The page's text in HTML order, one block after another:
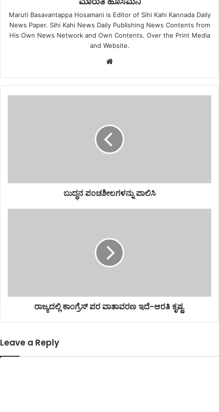
Maruti Basavantappa Hosamani is Editor of Sihi Kahi Kannada Daily
News Paper. Sihi Kahi News Daily Publishing News Contents from
His Own News Network and Own Contents. Over the Print Media
and Website.
Website
ಬುದ್ಧನ ಪಂಚಶೀಲಗಳನ್ನು ಪಾಲಿಸಿ
ರಾಜ್ಯದಲ್ಲಿ ಕಾಂಗ್ರೆಸ್ ಪರ ವಾತಾವರಣ ಇದೆ-ಆರತಿ ಕೃಷ್ಣ.
Leave a Reply